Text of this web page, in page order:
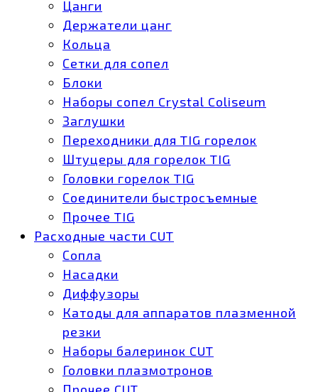
Цанги
Держатели цанг
Кольца
Сетки для сопел
Блоки
Наборы сопел Crystal Coliseum
Заглушки
Переходники для TIG горелок
Штуцеры для горелок TIG
Головки горелок TIG
Соединители быстросъемные
Прочее TIG
Расходные части CUT
Сопла
Насадки
Диффузоры
Катоды для аппаратов плазменной
резки
Наборы балеринок CUT
Головки плазмотронов
Прочее CUT